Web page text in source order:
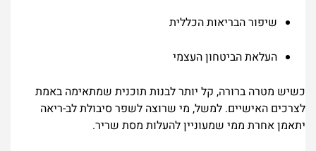
שיפור הבריאות הכללית
העלאת הביטחון העצמי
כשיש מטרה ברורה, קל יותר לבנות תוכנית שמתאימה באמת
לצרכים האישיים. למשל, מי שרוצה לשפר סיבולת לב-ריאה
יתאמן אחרת ממי שמעוניין להעלות מסת שריר.